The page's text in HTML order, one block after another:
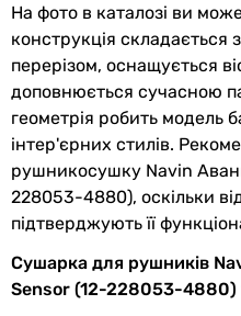
60 °C
60 °C
60 °C
60 °C
Електроживлення
230В
230В
230В
230В
230В
230В
Кількість секцій 8 шт
Профіль труби
Розташування
рушникосушки
Монтаж
Виробництво
Комплектація
На фото в каталозі ви
конструкція складається
перерізом, оснащується
доповнюється сучасною
геометрія робить модель
інтер'єрних стилів.
рушникосушку Navin
228053-4880), оскільки
підтверджують її
Сушарка для рушників
Sensor (12-228053-4880)